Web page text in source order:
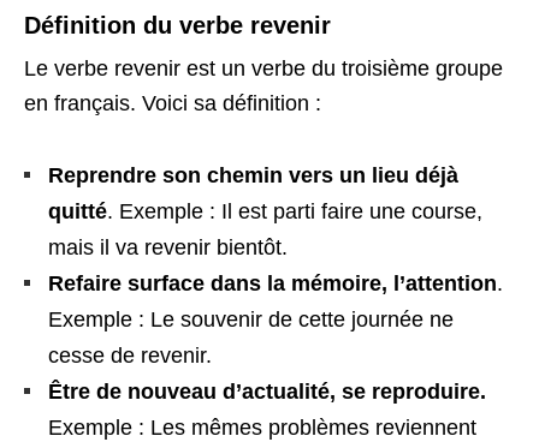
Définition du verbe revenir
Le verbe revenir est un verbe du troisième groupe
en français. Voici sa définition :
Reprendre son chemin vers un lieu déjà
quitté. Exemple : Il est parti faire une course,
mais il va revenir bientôt.
Refaire surface dans la mémoire, l’attention.
Exemple : Le souvenir de cette journée ne
cesse de revenir.
Être de nouveau d’actualité, se reproduire.
Exemple : Les mêmes problèmes reviennent